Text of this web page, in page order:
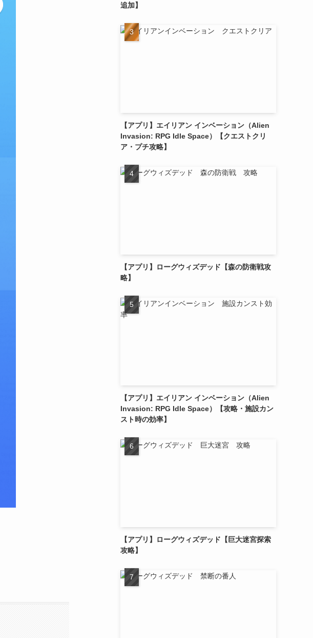
追加】
【アプリ】エイリアン インベーション（Alien
Invasion: RPG Idle Space）【クエストクリ
ア・プチ攻略】
【アプリ】ローグウィズデッド【森の防衛戦攻
略】
【アプリ】エイリアン インベーション（Alien
Invasion: RPG Idle Space）【攻略・施設カン
スト時の効率】
【アプリ】ローグウィズデッド【巨大迷宮探索
攻略】